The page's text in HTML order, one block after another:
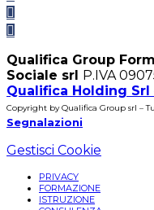
Qualifica Group
Sociale srl P.IVA
Qualifica Holding Srl
Copyright by Qualifica Group srl –
Segnalazioni
Gestisci Cookie
PRIVACY
FORMAZIONE
ISTRUZIONE